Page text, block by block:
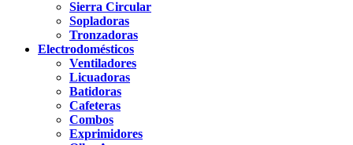
Sierra Circular
Sopladoras
Tronzadoras
Electrodomésticos
Ventiladores
Licuadoras
Batidoras
Cafeteras
Combos
Exprimidores